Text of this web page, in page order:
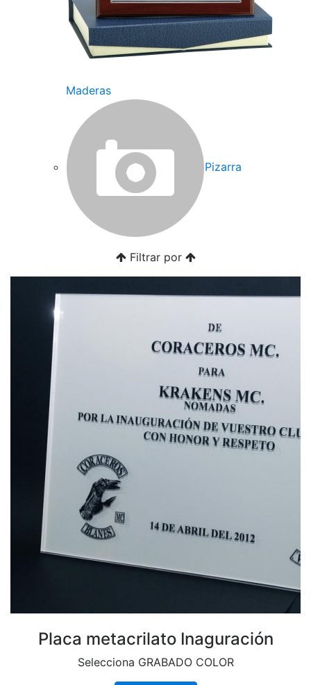
Maderas
Pizarra
Filtrar por
Placa metacrilato Inaguración
Selecciona GRABADO COLOR